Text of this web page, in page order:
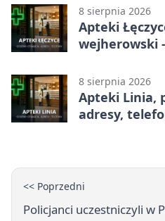
8 sierpnia 2026
Apteki
wejherowski
8 sierpnia 2026
Apteki Linia,
adresy,
<< Poprzedni
Policjanci uczestniczyli w